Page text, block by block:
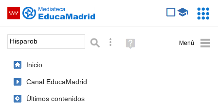
Saltar navegación
Palabra o frase: Búsqueda avanzada
Ayuda
(en
Inicio
Canal EducaMadrid
Últimos contenidos